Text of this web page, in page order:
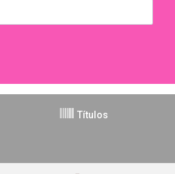
Títulos